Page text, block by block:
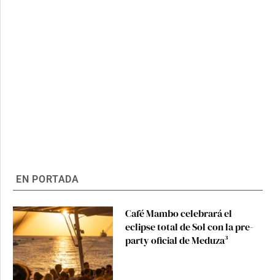
EN PORTADA
Café Mambo celebrará el
eclipse total de Sol con la pre-
party oficial de Meduza³